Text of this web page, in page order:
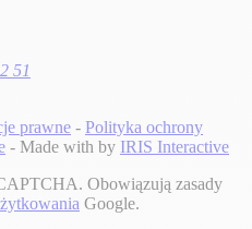
51
prawne - Polityka ochrony
- Made with by IRIS Interactive
Obowiązują zasady
Google.